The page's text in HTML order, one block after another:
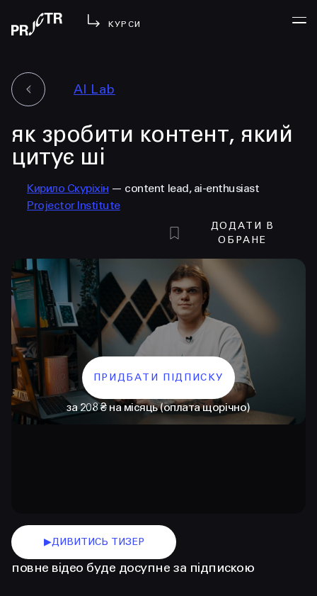
КУРСИ
МЕНЮ
у проджі
бібліотека
менторство
lezo
вийти
+38 099 236 68 38
hello@prjctr.com
AI Lab
як зробити контент, який
цитує ші
Кирило Скуріхін — content lead, ai-enthusiast
Projector Institute
ДОДАТИ В
ОБРАНЕ
ПРИДБАТИ ПІДПИСКУ
за 208 ₴ на місяць (оплата щорічно)
▶ДИВИТИСЬ ТИЗЕР
повне відео буде досупне за підпискою